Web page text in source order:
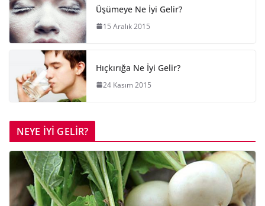
Üşümeye Ne İyi Gelir?
15 Aralık 2015
Hıçkırığa Ne İyi Gelir?
24 Kasım 2015
NEYE İYİ GELİR?